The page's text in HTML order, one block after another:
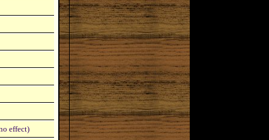
effect)